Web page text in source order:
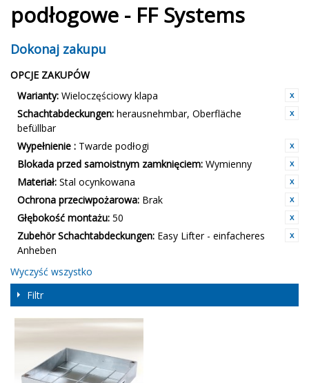
podłogowe - FF Systems
Dokonaj zakupu
OPCJE ZAKUPÓW
Warianty: Wieloczęściowy klapa
Schachtabdeckungen: herausnehmbar, Oberfläche
befüllbar
Wypełnienie : Twarde podłogi
Blokada przed samoistnym zamknięciem: Wymienny
Materiał: Stal ocynkowana
Ochrona przeciwpożarowa: Brak
Głębokość montażu: 50
Zubehör Schachtabdeckungen: Easy Lifter - einfacheres
Anheben
Wyczyść wszystko
Filtr